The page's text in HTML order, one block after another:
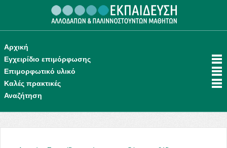
Αρχική
Εγχειρίδιο επιμόρφωσης
Επιμορφωτικό υλικό
Καλές πρακτικές
Αναζήτηση